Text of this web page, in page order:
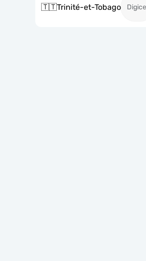
🇹🇹Trinité-et-Tobago